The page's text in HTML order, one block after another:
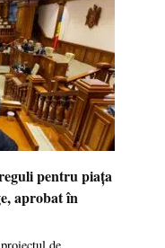
pentru piața
aprobat în